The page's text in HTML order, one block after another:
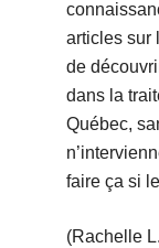
articles sur
de
dans la
Québec,
faire ça si
(Rachelle